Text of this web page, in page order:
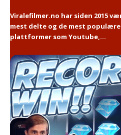
Viralefilmer.no har siden 2015
mest delte og de mest
plattformer som Youtube,...